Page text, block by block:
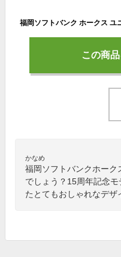
この商
かなめ
福岡ソフトバンクホー
でしょう？15周年記念
たとてもおしゃれなデザ